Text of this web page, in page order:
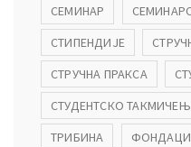
СЕМИНАР
СТИПЕНДИЈЕ
СТРУЧНА ПРАКСА
СТУДЕНТСКО
ТРИБИНА